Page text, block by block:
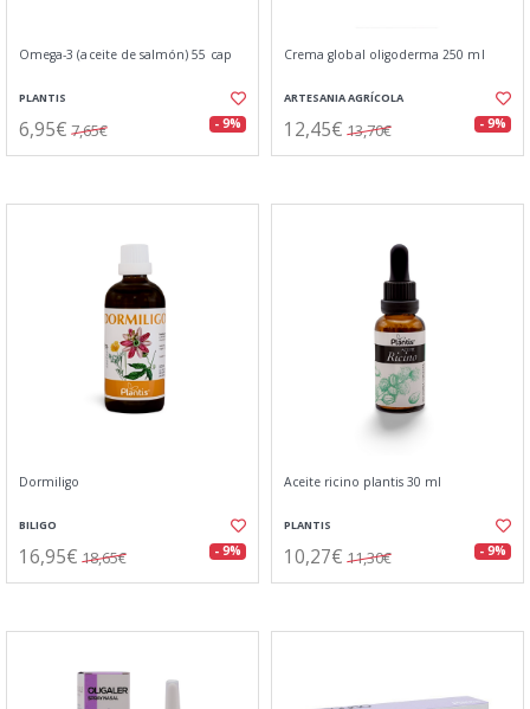
Omega-3 (aceite de salmón) 55 cap
PLANTIS
6,95€ 7,65€ - 9%
Crema global oligoderma 250 ml
ARTESANIA AGRÍCOLA
12,45€ 13,70€ - 9%
Dormiligo
BILIGO
16,95€ 18,65€ - 9%
Aceite ricino plantis 30 ml
PLANTIS
10,27€ 11,30€ - 9%